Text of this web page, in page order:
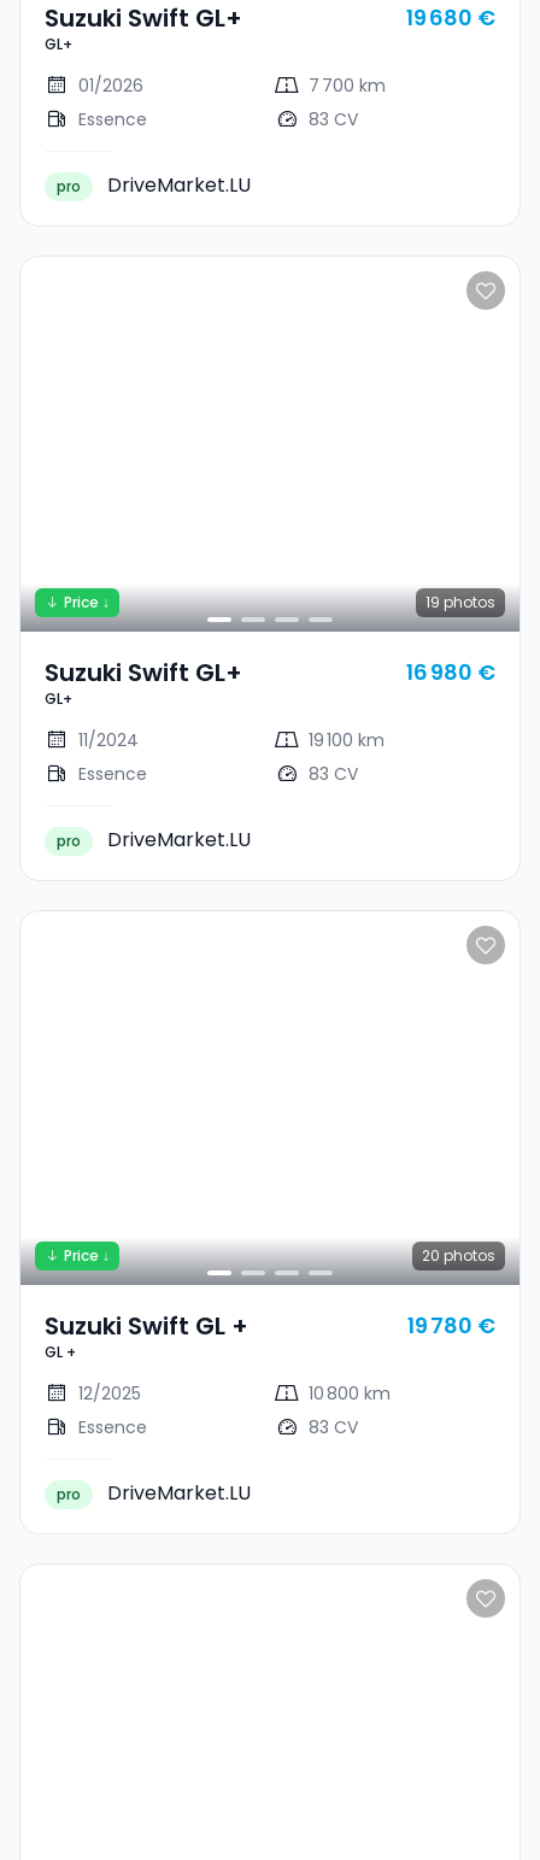
Suzuki Swift GL+
GL+
19 680 €
01/2026
7 700 km
Essence
83 CV
pro DriveMarket.LU
19 photos
Price ↓
Suzuki Swift GL+
GL+
16 980 €
11/2024
19 100 km
Essence
83 CV
pro DriveMarket.LU
20 photos
Price ↓
Suzuki Swift GL +
GL +
19 780 €
12/2025
10 800 km
Essence
83 CV
pro DriveMarket.LU